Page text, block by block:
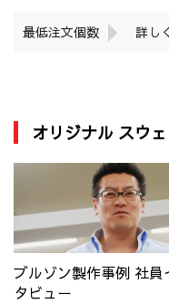
最低注文個数 詳し
オリジナル スウ
ブルゾン製作事例 社員
タビュー